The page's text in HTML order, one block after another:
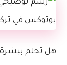
هل تحلم